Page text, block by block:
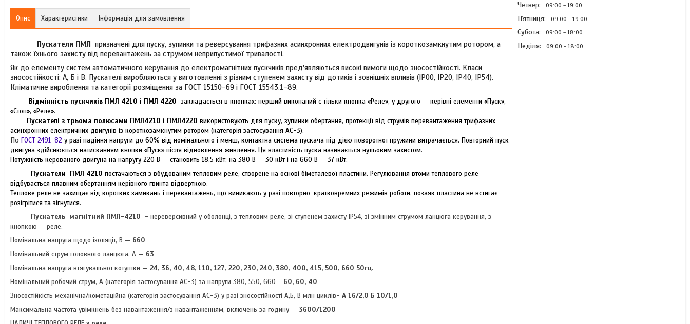
Опис Характеристики Інформація для замовлення
Пускатели ПМЛ призначені для пуску, зупинки та реверсування трифазних асинхронних електродвигунів із короткозамкнутим ротором, а
також їхнього захисту від перевантажень за струмом неприпустимої тривалості.
Як до елементу систем автоматичного керування до електромагнітних пускчиків пред'являються високі вимоги щодо зносостійкості. Класи
зносостійкості: А, Б і В. Пускателі виробляються у виготовленні з різним ступенем захисту від дотиків і зовнішніх впливів (IP00, IP20, IP40, IP54).
Кліматичне вироблення та категорії розміщення за ГОСТ 15150-69 і ГОСТ 15543.1-89.
Відмінність пускчиків ПМЛ 4210 і ПМЛ 4220 закладається в кнопках: перший виконаний є тільки кнопка «Реле», у другого — керівні елементи «Пуск»,
«Стоп», «Реле».
Пускателі з трьома полюсами ПМЛ4210 і ПМЛ4220 використовують для пуску, зупинки обертання, протекції від струмів перевантаження трифазних
асинхронних електричних двигунів із короткозамкнутим ротором (категорія застосування АС-3).
По ГОСТ 2491-82 у разі падіння напруги до 60% від номінального і менш, контактна система пускача під дією поворотної пружини витрачається. Повторний пуск
двигуна здійснюється натисканням кнопки «Пуск» після відновлення живлення. Ця властивість пуска називається нульовим захистом.
Потужність керованого двигуна на напругу 220 В — становить 18,5 кВт; на 380 В — 30 кВт і на 660 В — 37 кВт.
Пускатели ПМЛ 4210 постачаються з вбудованим тепловим реле, створене на основі біметалевої пластини. Регулювання втоми теплового реле
відбувається плавним обертанням керівного гвинта відверткою.
Теплове реле не захищає від коротких замикань і перевантажень, що виникають у разі повторно-кратковремних режимів роботи, позаяк пластина не встигає
розігрітися та зігнутися.
Пускатель магнітний ПМЛ-4210 - нереверсивний у оболонці, з тепловим реле, зі ступенем захисту IP54, зі змінним струмом ланцюга керування, з
кнопкою — реле.
Номінальна напруга щодо ізоляції, В — 660
Номінальний струм головного ланцюга, А — 63
Номінальна напруга втягувальної котушки — 24, 36, 40, 48, 110, 127, 220, 230, 240, 380, 400, 415, 500, 660 50гц.
Номінальний робочий струм, А (категорія застосування АС-3) за напруги 380, 550, 660 —60, 60, 40
Зносостійкість механічна/кометаційна (категорія застосування АС-3) у разі зносостійкості А,Б, В млн циклів- А 16/2,0 Б 10/1,0
Максимальна частота увімкнень без навантаження/з навантаженням, включень за годину — 3600/1200
Четвер 09:00 19:00
Пʼятниця 09:00 19:00
Субота 09:00 18:00
Неділя 09:00 18:00